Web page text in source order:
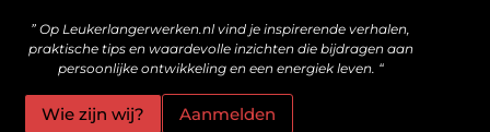
” Op Leukerlangerwerken.nl vind je inspirerende verhalen,
praktische tips en waardevolle inzichten die bijdragen aan
persoonlijke ontwikkeling en een energiek leven. “
Wie zijn wij? Aanmelden